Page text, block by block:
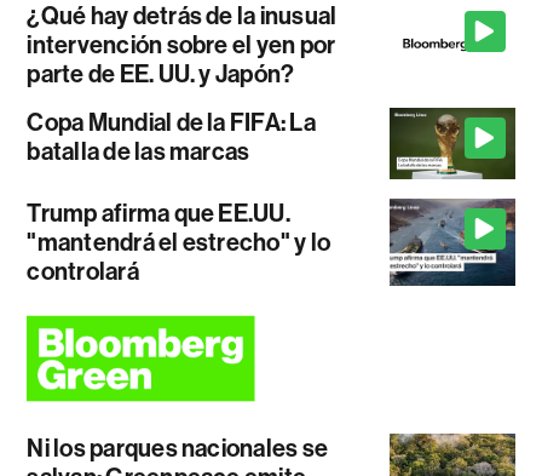
¿Qué hay detrás de la inusual
intervención sobre el yen por
parte de EE. UU. y Japón?
Copa Mundial de la FIFA: La
batalla de las marcas
Trump afirma que EE.UU.
"mantendrá el estrecho" y lo
controlará
Ni los parques nacionales se